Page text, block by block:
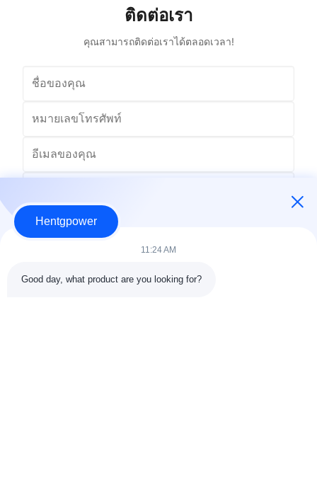
ติดต่อเรา
คุณสามารถติดต่อเราได้ตลอดเวลา!
Hentgpower
11:24 AM
Good day, what product are you looking for?